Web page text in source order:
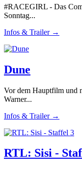
#RACEGIRL - Das
Sonntag...
Infos & Trailer →
Dune
Vor dem Hauptfilm und
Warner...
Infos & Trailer →
RTL: Sisi -